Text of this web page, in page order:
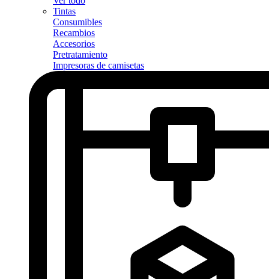
Tintas
Consumibles
Recambios
Accesorios
Pretratamiento
Impresoras de camisetas